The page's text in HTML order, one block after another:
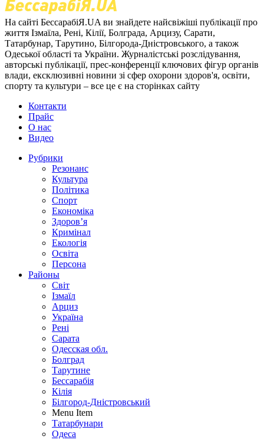
На сайті БессарабіЯ.UA ви знайдете найсвіжіші публікації про
життя Ізмаїла, Рені, Кілії, Болграда, Арцизу, Сарати,
Татарбунар, Тарутино, Білгорода-Дністровського, а також
Одеської області та України. Журналістські розслідування,
авторські публікації, прес-конференції ключових фігур органів
влади, ексклюзивні новини зі сфер охорони здоров'я, освіти,
спорту та культури – все це є на сторінках сайту
Контакти
Прайс
О нас
Видео
Рубрики
Резонанс
Культура
Політика
Спорт
Економіка
Здоров’я
Кримінал
Екологія
Освіта
Персона
Районы
Світ
Ізмаїл
Арциз
Україна
Рені
Сарата
Одесская обл.
Болград
Тарутине
Бессарабія
Кілія
Білгород-Дністровський
Menu Item
Татарбунари
Одеса